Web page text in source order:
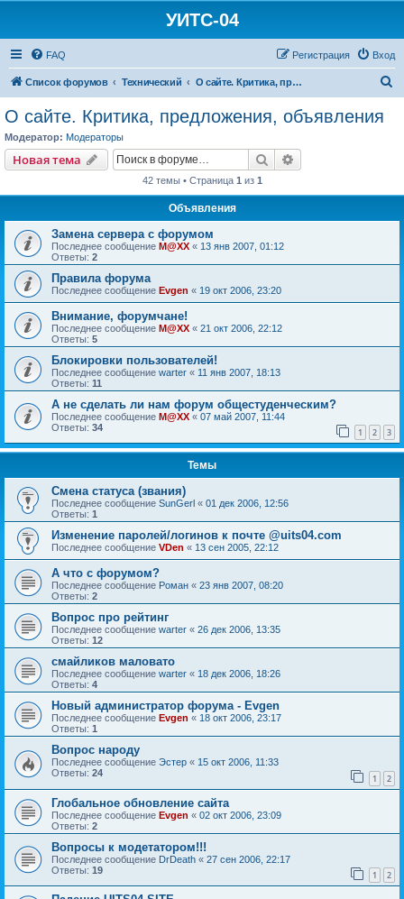
УИТС-04
FAQ Вход
Регистрация
Список форумов Технический О сайте. Критика, предложения, объявления
О сайте. Критика, предложения, объявления
Модератор: Модераторы
Новая тема Поиск
42 темы • Страница 1 из 1
Объявления
Замена сервера с форумом
Последнее сообщение M@XX « 13 янв 2007, 01:12
Ответы: 2
Правила форума
Последнее сообщение Evgen « 19 окт 2006, 23:20
Внимание, форумчане!
Последнее сообщение M@XX « 21 окт 2006, 22:12
Ответы: 5
Блокировки пользователей!
Последнее сообщение warter « 11 янв 2007, 18:13
Ответы: 11
А не сделать ли нам форум общестуденческим?
Последнее сообщение M@XX « 07 май 2007, 11:44
Ответы: 34 1 2 3
Темы
Смена статуса (звания)
Последнее сообщение SunGerl « 01 дек 2006, 12:56
Ответы: 1
Изменение паролей/логинов к почте @uits04.com
Последнее сообщение VDen « 13 сен 2005, 22:12
А что с форумом?
Последнее сообщение Роман « 23 янв 2007, 08:20
Ответы: 2
Вопрос про рейтинг
Последнее сообщение warter « 26 дек 2006, 13:35
Ответы: 12
смайликов маловато
Последнее сообщение warter « 18 дек 2006, 18:26
Ответы: 4
Новый администратор форума - Evgen
Последнее сообщение Evgen « 18 окт 2006, 23:17
Ответы: 1
Вопрос народу
Последнее сообщение Эстер « 15 окт 2006, 11:33
Ответы: 24 1 2
Глобальное обновление сайта
Последнее сообщение Evgen « 02 окт 2006, 23:09
Ответы: 2
Вопросы к модетатором!!!
Последнее сообщение DrDeath « 27 сен 2006, 22:17
Ответы: 19 1 2